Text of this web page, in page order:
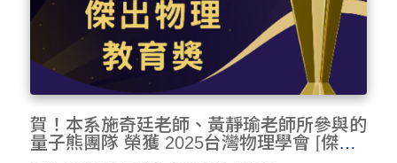
賀！本系施奇廷老師、黃靜瑜老師所參與的
量子熊團隊 榮獲 2025台灣物理學會 [傑出